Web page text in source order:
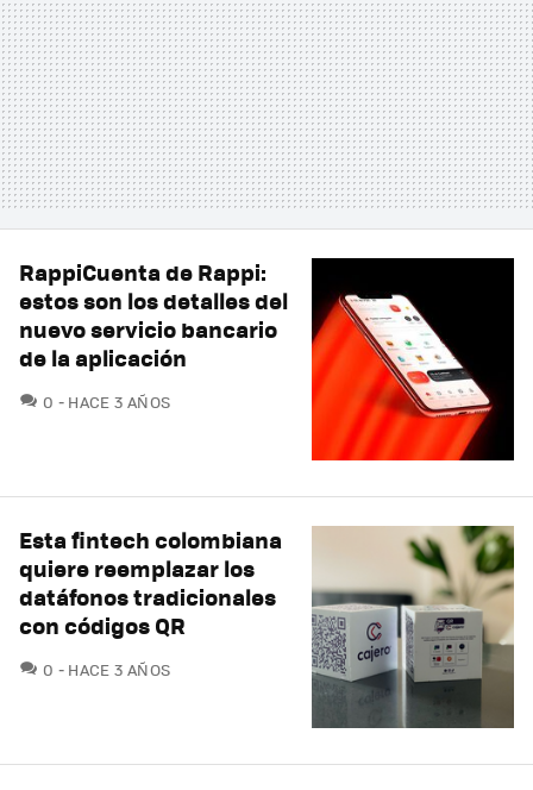
RappiCuenta de Rappi:
estos son los detalles del
nuevo servicio bancario
de la aplicación
0 COMENTARIOS
HACE 3 AÑOS
Esta fintech colombiana
quiere reemplazar los
datáfonos tradicionales
con códigos QR
0 COMENTARIOS
HACE 3 AÑOS